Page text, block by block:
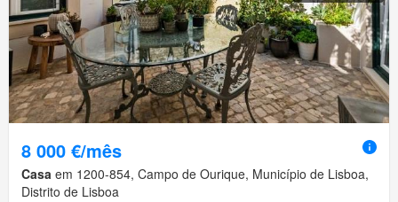
8 000 €/mês
Casa em 1200-854, Campo de Ourique, Município de Lisboa,
Distrito de Lisboa